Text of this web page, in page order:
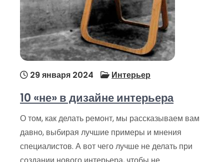
29 января 2024 Интерьер
10 «не» в дизайне интерьера
О том, как делать ремонт, мы рассказываем вам
давно, выбирая лучшие примеры и мнения
специалистов. А вот чего лучше не делать при